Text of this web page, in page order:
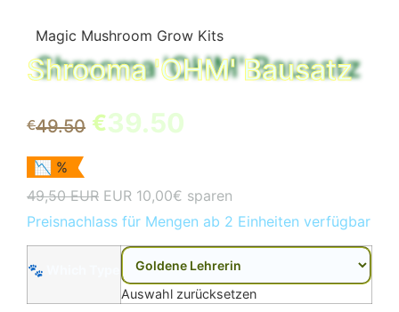
Magic Mushroom Grow Kits
Shrooma 'OHM' Bausatz
€49.50 Der
Preis
war:
€49.50.
€39.50
Preis
lautet:
€39.50.
📉 %
49,50 EUR EUR 10,00€ sparen
Preisnachlass für Mengen ab 2 Einheiten verfügbar
🐾 Which Type
Auswahl zurücksetzen